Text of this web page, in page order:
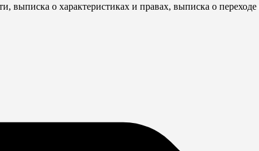
выписка о характеристиках и правах, выписка о переходе